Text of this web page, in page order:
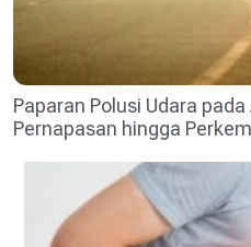
Paparan Polusi Udara
Pernapasan hingga